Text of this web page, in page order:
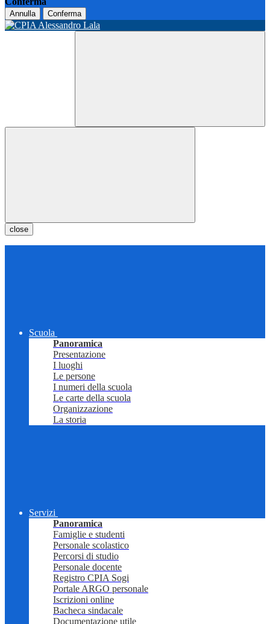
Annulla Conferma
close
Scuola
Panoramica
Presentazione
I luoghi
Le persone
I numeri della scuola
Le carte della scuola
Organizzazione
La storia
Servizi
Panoramica
Famiglie e studenti
Personale scolastico
Percorsi di studio
Personale docente
Registro CPIA Sogi
Portale ARGO personale
Iscrizioni online
Bacheca sindacale
Documentazione utile